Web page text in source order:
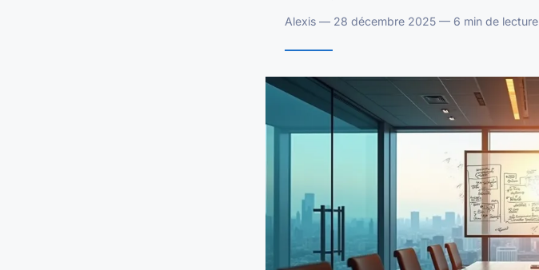
Alexis — 28 décembre 2025 — 6 min de lecture